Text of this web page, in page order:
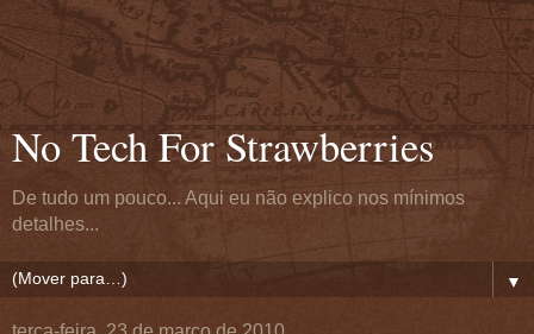
No Tech For Strawberries
De tudo um pouco... Aqui eu não explico nos mínimos
detalhes...
▼